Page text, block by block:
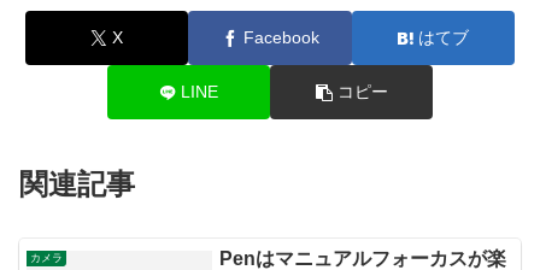
X Facebook はてブ
LINE コピー
関連記事
カメラ
Penはマニュアルフォーカスが楽